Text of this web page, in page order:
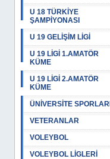
U 18 TÜRKİYE
ŞAMPİYONASI
U 19 GELİŞİM LİGİ
U 19 LİGİ 1.AMATÖR
KÜME
U 19 LİGİ 2.AMATÖR
KÜME
ÜNİVERSİTE SPORLARI
VETERANLAR
VOLEYBOL
VOLEYBOL LİGLERİ